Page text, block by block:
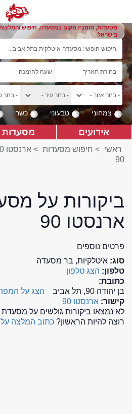
מסעדות, הזמנת מקום במסעדה, חיפוש
בישראל
צמחוני טבעוני כשר
אירועים מסעדות
ראשי > חיפוש מסעדות > ארנסטו 90
90
ביקורות על
ארנסטו 90
פרטים נוספים
סוג: איטלקיות, בר מסעדה
טלפון: הצג טלפון
כתובת:
בן יהודה 90, תל אביב
הצג על
קישור: ארנסטו 90
לא נמצאו ביקורות גולשים על מסעדת ארנסטו
רוצה להיות הראשון? כתוב המלצה על